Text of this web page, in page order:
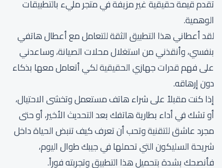
تقدم قيمة حقيقية غير مزيفة في متجر مليء بالتطبيقات
الوهمية.
لقد أعطاني هذا التطبيق الثقة للتعامل مع أعطال هاتفي
بنفسي، وأنقذني من استغلال محلات الصيانة، وساعدني
على فهم قدرات جهازي الحقيقية لكي أتعامل معها بذكاء
دون إرهاقه.
إذا كنت مقبلاً على شراء هاتف مستعمل وتخشى الاحتيال،
أو تشك في أداء بطارية هاتفك بعد التحديث الأخير، أو حتى
مجرد عاشق للتقنية وتحب أن تعرف كيف تنبض الحياة داخل
شريحة السليكون التي تحملها في جيبك طوال اليوم،
فأنصحك بشدة بتحميل هذا التطبيق وتجربته فوراً.